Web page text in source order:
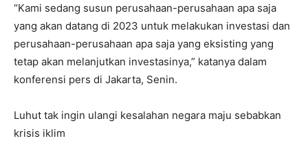
“Kami sedang susun perusahaan-perusahaan apa saja
yang akan datang di 2023 untuk melakukan investasi dan
perusahaan-perusahaan apa saja yang eksisting yang
tetap akan melanjutkan investasinya,” katanya dalam
konferensi pers di Jakarta, Senin.
Luhut tak ingin ulangi kesalahan negara maju sebabkan
krisis iklim